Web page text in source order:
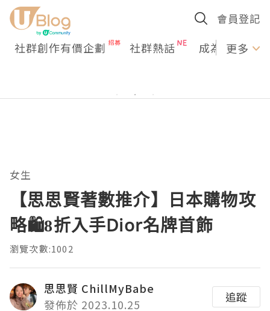
會員登記
社群創作有價企劃 社群熱話 成為U更多
女生
【思思賢著數推介】日本購物攻
略🛍8折入手Dior名牌首飾
瀏覽次數:1002
思思賢 ChillMyBabe
發佈於 2023.10.25
追蹤